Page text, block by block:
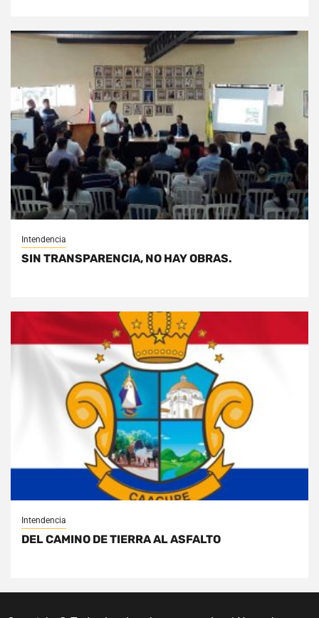
Intendencia
SIN TRANSPARENCIA, NO HAY OBRAS.
Intendencia
DEL CAMINO DE TIERRA AL ASFALTO